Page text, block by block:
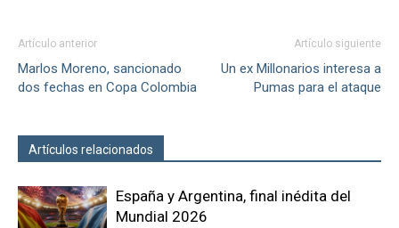
Artículo anterior
Marlos Moreno, sancionado
dos fechas en Copa Colombia
Artículo siguiente
Un ex Millonarios interesa a
Pumas para el ataque
Artículos relacionados
España y Argentina, final inédita del
Mundial 2026